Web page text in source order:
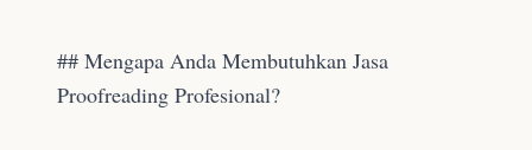
## Mengapa Anda Membutuhkan Jasa
Proofreading Profesional?